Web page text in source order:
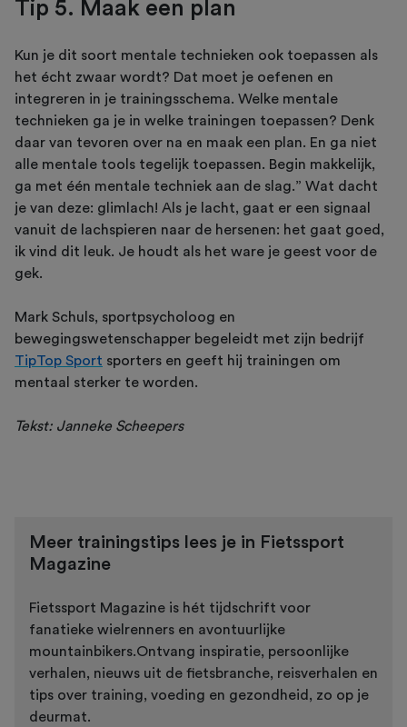
Tip 5. Maak een plan
Kun je dit soort mentale technieken ook toepassen als
het écht zwaar wordt? Dat moet je oefenen en
integreren in je trainingsschema. Welke mentale
technieken ga je in welke trainingen toepassen? Denk
daar van tevoren over na en maak een plan. En ga niet
alle mentale tools tegelijk toepassen. Begin makkelijk,
ga met één mentale techniek aan de slag.” Wat dacht
je van deze: glimlach! Als je lacht, gaat er een signaal
vanuit de lachspieren naar de hersenen: het gaat goed,
ik vind dit leuk. Je houdt als het ware je geest voor de
gek.
Mark Schuls, sportpsycholoog en
bewegingswetenschapper begeleidt met zijn bedrijf
TipTop Sport sporters en geeft hij trainingen om
mentaal sterker te worden.
Tekst: Janneke Scheepers
Meer trainingstips lees je in Fietssport
Magazine
Fietssport Magazine is hét tijdschrift voor
fanatieke wielrenners en avontuurlijke
mountainbikers.Ontvang inspiratie, persoonlijke
verhalen, nieuws uit de fietsbranche, reisverhalen en
tips over training, voeding en gezondheid, zo op je
deurmat.